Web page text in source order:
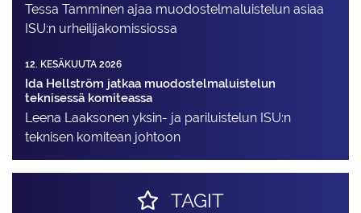
Tessa Tamminen ajaa muodostelma­luistelun asiaa
ISU:n urheilija­komissiossa
12. KESÄKUUTA 2026
Ida Hellström jatkaa muodostelmaluistelun
teknisessä komiteassa
Leena Laaksonen yksin- ja pariluistelun ISU:n
teknisen komitean johtoon
TAGIT